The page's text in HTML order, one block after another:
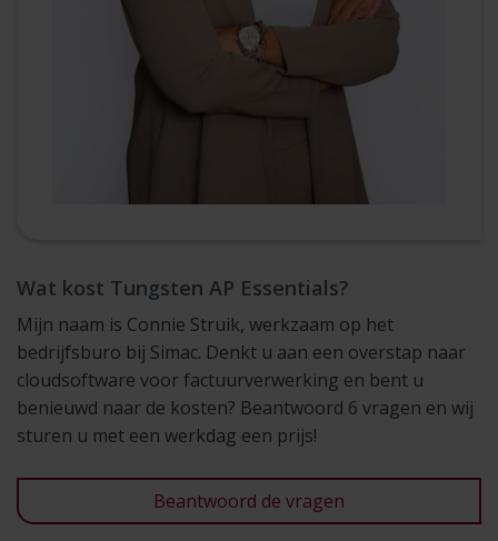
Wat kost Tungsten AP Essentials?
Mijn naam is Connie Struik, werkzaam op het
bedrijfsburo bij Simac. Denkt u aan een overstap naar
cloudsoftware voor factuurverwerking en bent u
benieuwd naar de kosten? Beantwoord 6 vragen en wij
sturen u met een werkdag een prijs!
Beantwoord de vragen